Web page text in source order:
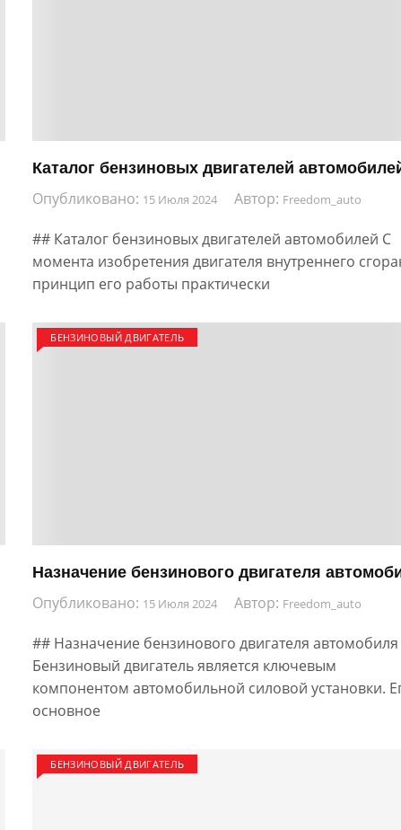
Каталог бензиновых двигателей
Опубликовано: 15 Июля 2024 Автор: Freedom_auto
## Каталог бензиновых двигателей автомобилей С
момента изобретения двигателя внутреннего
принцип его работы практически
БЕНЗИНОВЫЙ ДВИГАТЕЛЬ
Назначение бензинового двигателя
Опубликовано: 15 Июля 2024 Автор: Freedom_auto
## Назначение бензинового двигателя автомобиля
Бензиновый двигатель является ключевым
компонентом автомобильной силовой установки.
основное
БЕНЗИНОВЫЙ ДВИГАТЕЛЬ